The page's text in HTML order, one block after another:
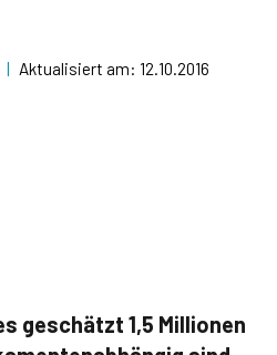
| Aktualisiert am: 12.10.2016
geschätzt 1,5 Millionen